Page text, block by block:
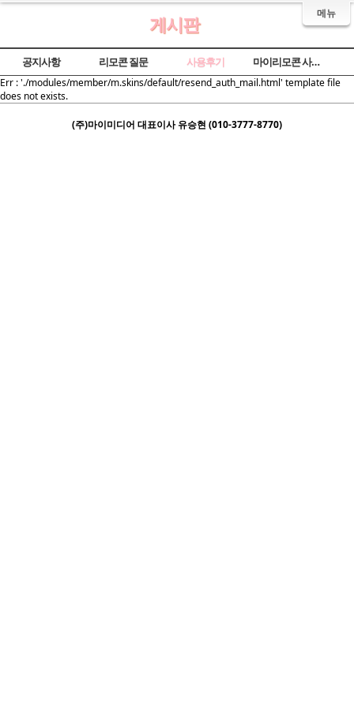
메뉴
게시판
공지사항 리모콘 질문 사용후기 마이리모콘 사용법
Err : './modules/member/m.skins/default/resend_auth_mail.html' template file
does not exists.
(주)마이미디어 대표이사 유승현 (010-3777-8770)